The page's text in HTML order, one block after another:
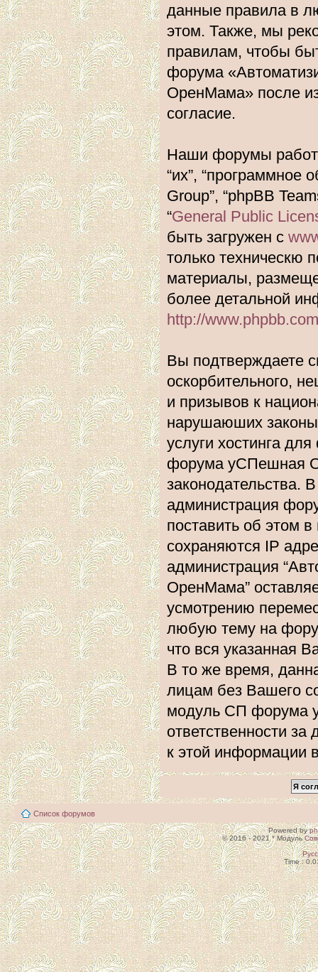
данные правила в
этом. Также, мы
правилам, чтобы
форума
ОренМама» после
согласие.
Наши форумы
“их”, “программное
Group”, “phpBB
“General Public
быть загружен с
только техническю
материалы,
более детальной
http://
Вы подтверждаете
оскорбительного,
и призывов к
нарушаюших законы
услуги хостинга
форума уСПешная
законодательства.
администрация
поставить об этом
сохраняются IP
администрация
ОренМама”
усмотрению
любую тему на
что вся указанная
В то же время,
лицам без Вашего
модуль СП форума
ответственности за
к этой информации
Список форумов
Powered by
© 2016 - 2021 * Модуль
Time :